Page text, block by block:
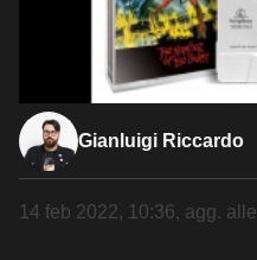
Gianluigi Riccardo
14 feb 2022, 10:36, agg. alle